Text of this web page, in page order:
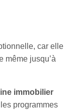
car elle
même jusqu’à
immobilier
programmes